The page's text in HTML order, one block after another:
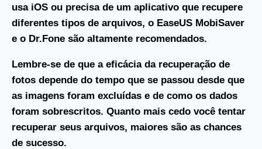
usa iOS ou precisa de um aplicativo que recupere
diferentes tipos de arquivos, o EaseUS MobiSaver
e o Dr.Fone são altamente recomendados.
Lembre-se de que a eficácia da recuperação de
fotos depende do tempo que se passou desde que
as imagens foram excluídas e de como os dados
foram sobrescritos. Quanto mais cedo você tentar
recuperar seus arquivos, maiores são as chances
de sucesso.